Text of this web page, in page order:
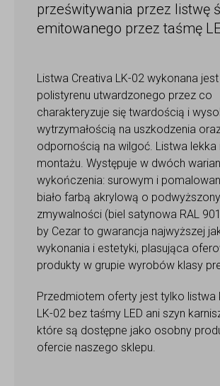
prześwitywania przez listwę
emitowanego przez taśmę
Listwa Creativa LK-02 wykonana
polistyrenu utwardzonego przez co
charakteryzuje się twardością i
wytrzymałością na uszkodzenia
odpornością na wilgoć. Listwa lekka
montażu. Występuje w dwóch
wykończenia: surowym i
biało farbą akrylową o
zmywalności (biel satynowa RAL
by Cezar to gwarancja najwyższej
wykonania i estetyki, plasująca
produkty w grupie wyrobów klasy
Przedmiotem oferty jest tylko listwa
LK-02 bez taśmy LED ani szyn
które są dostępne jako osobny
ofercie naszego sklepu.